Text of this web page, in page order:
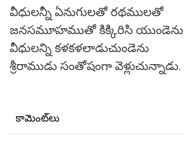
వీధులన్నీ ఏనుగులతో రథములతో
జనసమూహముతో కిక్కిరిసి యుండెను
వీధులన్ని కళకళలాడుచుండెను
శ్రీరాముడు సంతోషంగా వెళ్లుచున్నాడు.
కామెంట్‌లు